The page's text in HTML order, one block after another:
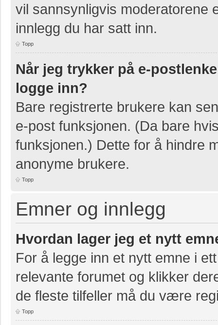
vil sannsynligvis moderatorene
innlegg du har satt inn.
Topp
Når jeg trykker på e-
logge inn?
Bare registrerte brukere kan
e-post funksjonen. (Da bare
funksjonen.) Dette for å hindre
anonyme brukere.
Topp
Emner og innlegg
Hvordan lager jeg et nytt
For å legge inn et nytt emne i
relevante forumet og klikker
de fleste tilfeller må du være
Topp